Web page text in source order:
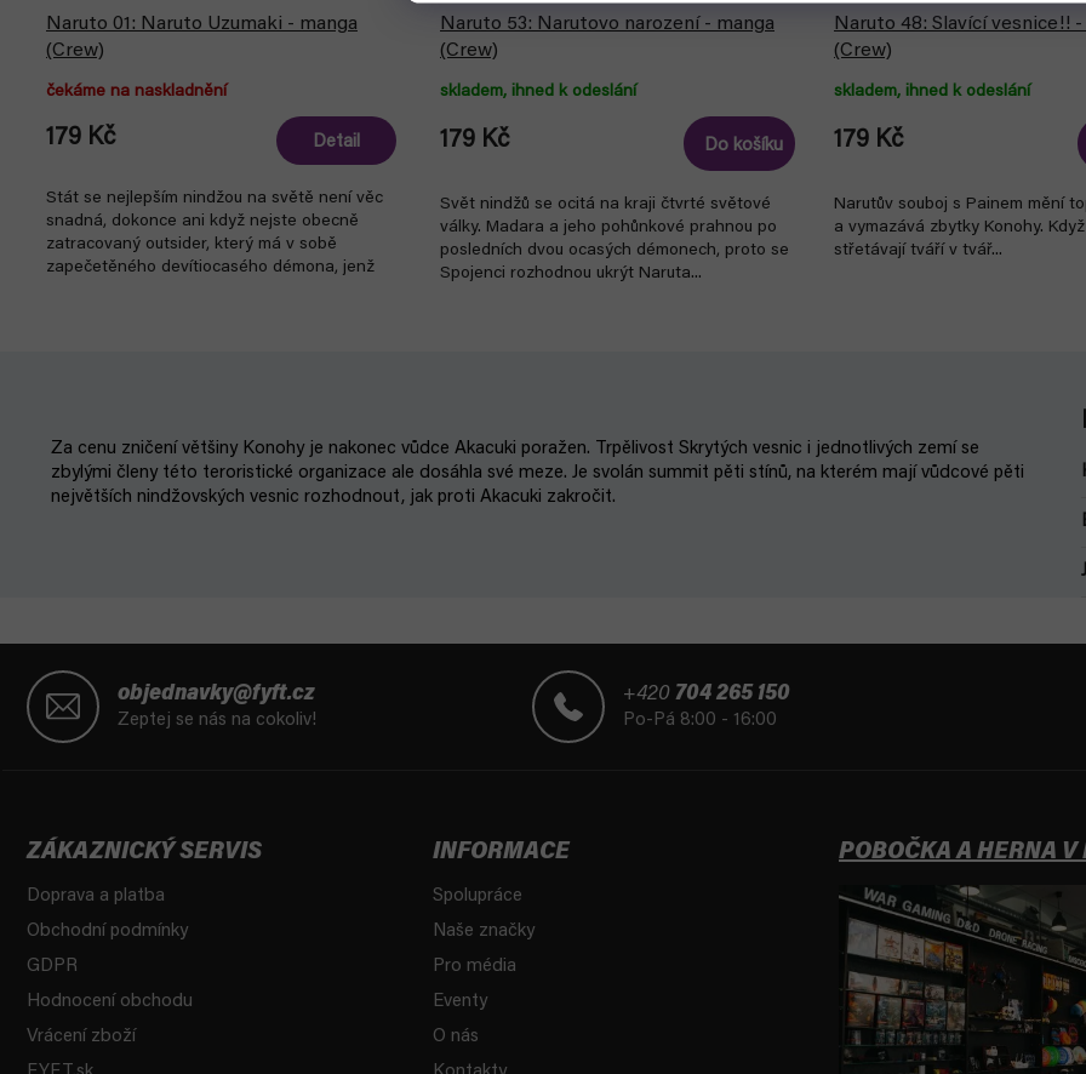
Naruto 01: Naruto Uzumaki - manga
(Crew)
čekáme na naskladnění
179 Kč Detail
Stát se nejlepším nindžou na světě není věc
snadná, dokonce ani když nejste obecně
zatracovaný outsider, který má v sobě
zapečetěného devítiocasého démona, jenž
Naruto 53: Narutovo narození - manga
(Crew)
skladem, ihned k odeslání
179 Kč Do košíku
Svět nindžů se ocitá na kraji čtvrté světové
války. Madara a jeho pohůnkové prahnou po
posledních dvou ocasých démonech, proto se
Spojenci rozhodnou ukrýt Naruta...
Naruto 48: Slavící vesnice!! -
(Crew)
skladem, ihned k odeslání
179 Kč
Narutův souboj s Painem mění
a vymazává zbytky Konohy.
střetávají tváří v tvář...
Za cenu zničení většiny Konohy je nakonec vůdce Akacuki poražen. Trpělivost Skrytých vesnic i jednotlivých zemí se
zbylými členy této teroristické organizace ale dosáhla své meze. Je svolán summit pěti stínů, na kterém mají vůdcové pěti
největších nindžovských vesnic rozhodnout, jak proti Akacuki zakročit.
objednavky@fyft.cz
Zeptej se nás na cokoliv!
+420 704 265 150
Po-Pá 8:00 - 16:00
ZÁKAZNICKÝ SERVIS
Doprava a platba
Obchodní podmínky
GDPR
Hodnocení obchodu
Vrácení zboží
INFORMACE
Spolupráce
Naše značky
Pro média
Eventy
O nás
POBOČKA A HERNA V